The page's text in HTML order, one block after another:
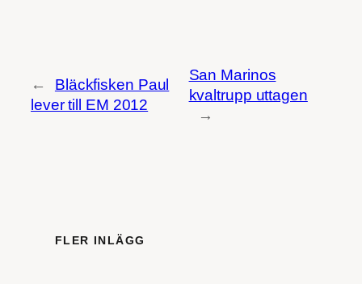
←
Bläckfisken Paul
lever till EM 2012
San Marinos
kvaltrupp uttagen
→
FLER INLÄGG